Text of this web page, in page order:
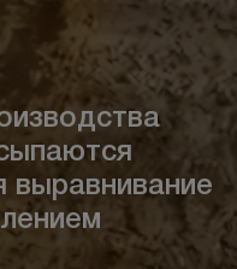
выравнивание